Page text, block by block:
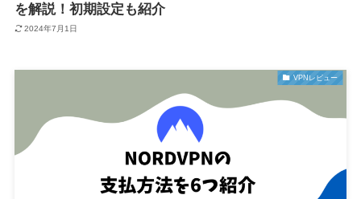
を解説！初期設定も紹介
2024年7月1日
VPNレビュー